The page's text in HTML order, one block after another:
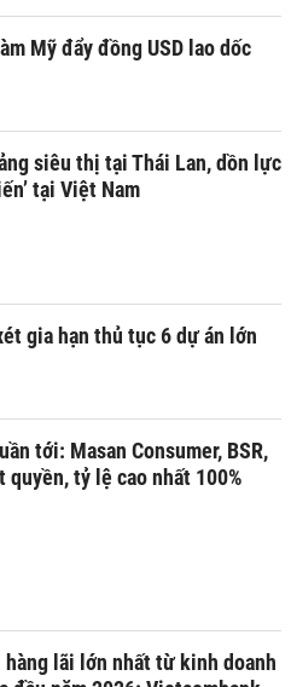
Mỹ đẩy đồng USD lao dốc
siêu thị tại Thái Lan, dồn lực
tại Việt Nam
gia hạn thủ tục 6 dự án lớn
tới: Masan Consumer, BSR,
quyền, tỷ lệ cao nhất 100%
hàng lãi lớn nhất từ kinh doanh